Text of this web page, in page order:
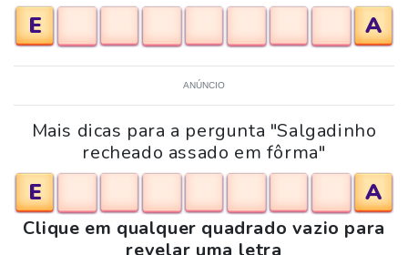
E
A
ANÚNCIO
Mais dicas para a pergunta "Salgadinho
recheado assado em fôrma"
E A
Clique em qualquer quadrado vazio para
revelar uma letra